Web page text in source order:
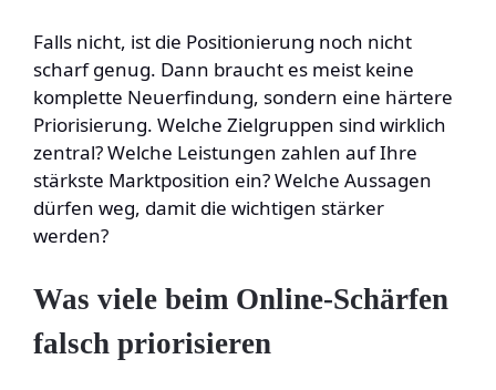
Falls nicht, ist die Positionierung noch nicht
scharf genug. Dann braucht es meist keine
komplette Neuerfindung, sondern eine härtere
Priorisierung. Welche Zielgruppen sind wirklich
zentral? Welche Leistungen zahlen auf Ihre
stärkste Marktposition ein? Welche Aussagen
dürfen weg, damit die wichtigen stärker
werden?
Was viele beim Online-Schärfen
falsch priorisieren